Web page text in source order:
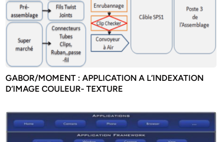
GABOR/MOMENT : APPLICATION A L’INDEXATION
D’IMAGE COULEUR- TEXTURE